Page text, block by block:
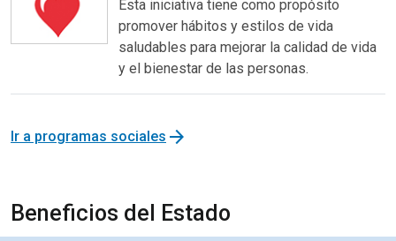
Esta iniciativa tiene como propósito
promover hábitos y estilos de vida
saludables para mejorar la calidad de vida
y el bienestar de las personas.
Ir a programas sociales arrow_forward
Beneficios del Estado